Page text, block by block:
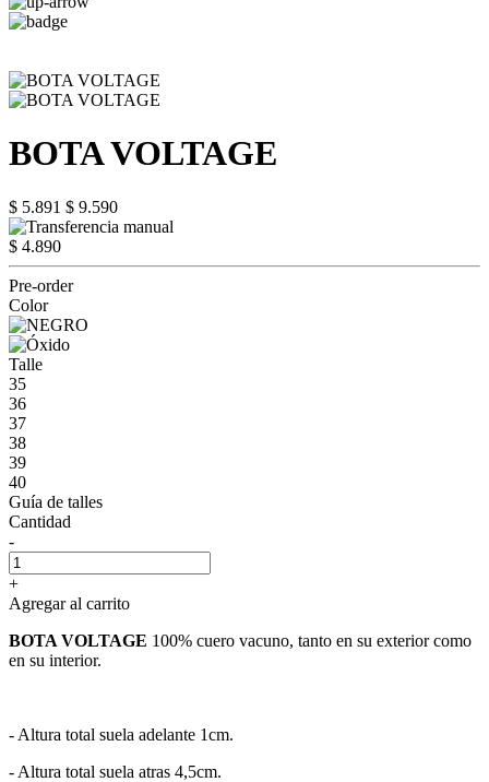
BOTA VOLTAGE
$ 5.891 $ 9.590
$ 4.890
Pre-order
Color
Talle
35
36
37
38
39
40
Guía de talles
Cantidad
-
+
Agregar al carrito
BOTA VOLTAGE 100% cuero vacuno, tanto en su exterior como
en su interior.
- Altura total suela adelante 1cm.
- Altura total suela atras 4,5cm.